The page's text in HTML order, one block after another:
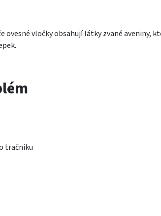
ovesné vločky obsahují látky zvané aveniny,
tračníku